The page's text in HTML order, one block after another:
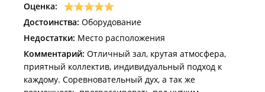
Оценка:
Достоинства: Оборудование
Недостатки: Место расположения
Комментарий: Отличный зал, крутая атмосфера,
приятный коллектив, индивидуальный подход к
каждому. Соревновательный дух, а так же